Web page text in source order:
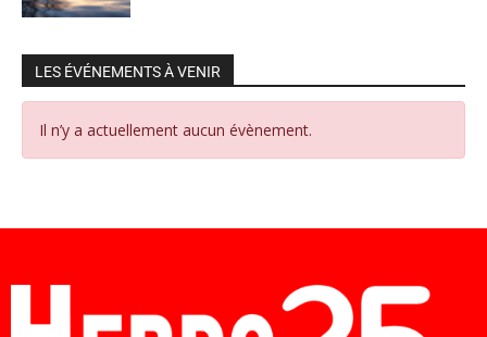
LES ÉVÉNEMENTS À VENIR
Il n’y a actuellement aucun évènement.